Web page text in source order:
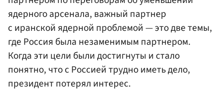
ядерного арсенала, важный партнер
с иранской ядерной проблемой — это две темы,
где Россия была незаменимым партнером.
Когда эти цели были достигнуты и стало
понятно, что с Россией трудно иметь дело,
президент потерял интерес.